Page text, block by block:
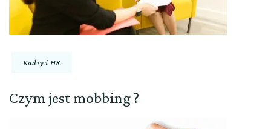
Kadry i HR
Czym jest mobbing ?